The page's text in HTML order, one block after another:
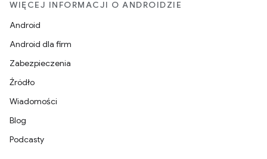
WIĘCEJ INFORMACJI O ANDROIDZIE
Android
Android dla firm
Zabezpieczenia
Źródło
Wiadomości
Blog
Podcasty